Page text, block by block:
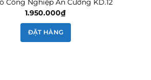
Công Nghiệp An Cường KD.12
1.950.000₫
ĐẶT HÀNG